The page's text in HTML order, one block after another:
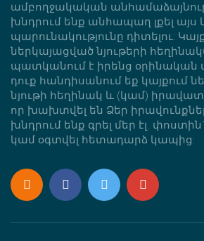
ամբողջակական
խնդրում ենք անհապաղ լքել այս
պարունակությունը դիտելու:
ներկայացված նյութերի
պատկանում է իրենց օրինական
դուք հանդիսանում եք կայքում
նյութի հեղինակ և (կամ)
որ խախտվել են Ձեր
խնդրում ենք գրել մեր էլ. փոստին`
կամ օգտվել հետադարձ կապից: